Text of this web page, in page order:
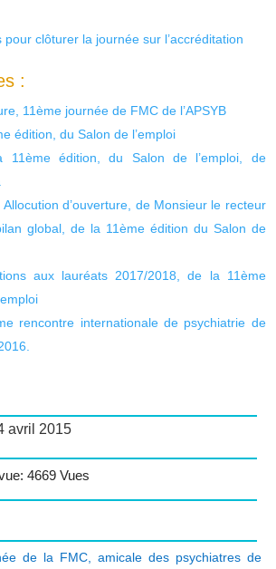
clôturer la journée sur l’accréditation
:
11ème journée de FMC de l’APSYB
édition, du Salon de l’emploi
11ème édition, du Salon de l’emploi, de
d’ouverture, de Monsieur le recteur
global, de la 11ème édition du Salon de
aux lauréats 2017/2018, de la 11ème
rencontre internationale de psychiatrie de
avril 2015
4669 Vues
de la FMC
amicale des psychiatres de